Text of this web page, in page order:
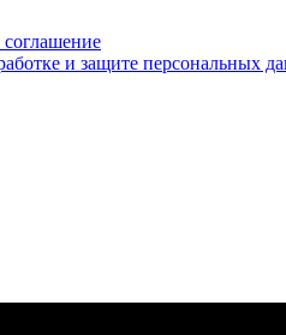
соглашение
и защите персональных